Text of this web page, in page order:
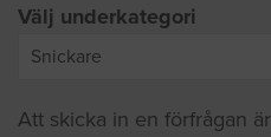
Välj underkategori
Att skicka in en förfrågan är